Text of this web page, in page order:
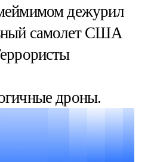
дежурил
самолет США
дроны.